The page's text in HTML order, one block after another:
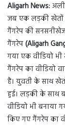
Aligarh News:
जब एक लड़की खेतों
गैंगरेप की
गैंगरेप(Aligarh
गया एक वीडियो
गैंगरेप का वीडियो
है। युवती के साथ
हुई। लड़की के साथ
वीडियो भी बनाया
किए गए गैंगरेप का